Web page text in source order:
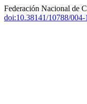
Federación Nacional de
doi:10.38141/10788/004-